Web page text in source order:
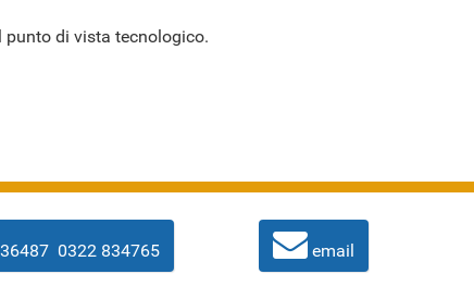
punto di vista tecnologico.
0322 834765 email